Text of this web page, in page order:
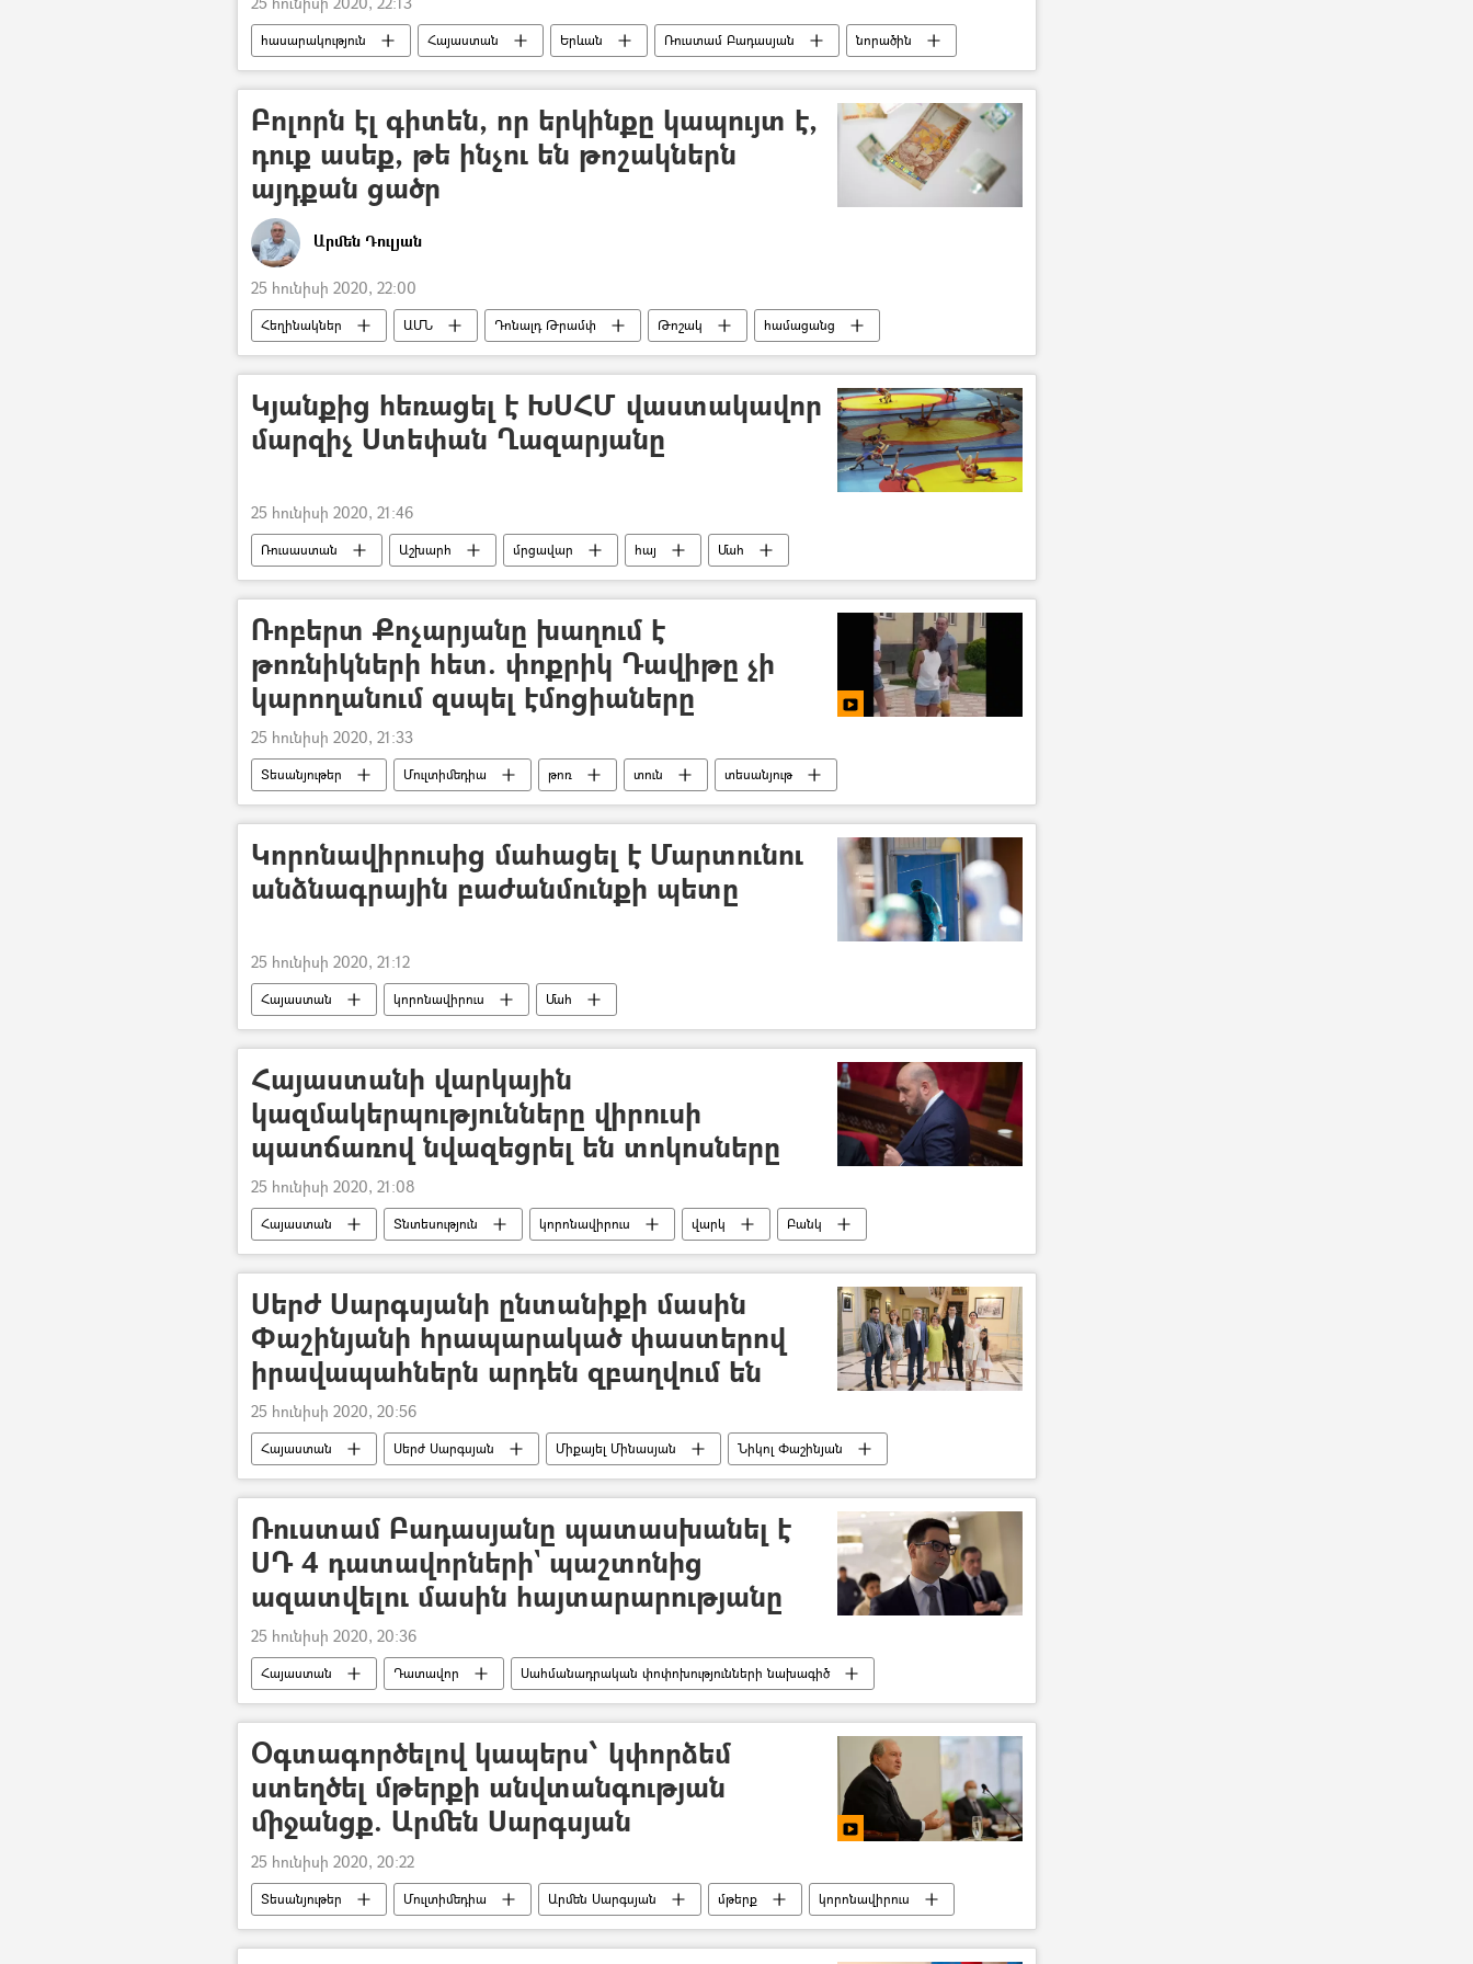
հասարակություն Հայաստան Երևան Ռուստամ Բադասյան
նորածին
ամուսնություն
Բոլորն էլ գիտեն, որ երկինքը կապույտ է,
դուք ասեք, թե ինչու են թոշակներն
այդքան ցածր
Արմեն Դուլյան
25 հունիսի 2020, 22:00
Հեղինակներ ԱՄՆ Դոնալդ Թրամփ Թոշակ
համացանց
օգտատեր
5 րոպե Դուլյանի հետ
Կյանքից հեռացել է ԽՍՀՄ վաստակավոր
մարզիչ Ստեփան Ղազարյանը
25 հունիսի 2020, 21:46
Ռուսաստան Աշխարհ մրցավար հայ Մահ
Ռոբերտ Քոչարյանը խաղում է
թոռնիկների հետ. փոքրիկ Դավիթը չի
կարողանում զսպել էմոցիաները
25 հունիսի 2020, 21:33
Տեսանյութեր Մուլտիմեդիա թոռ տուն տեսանյութ
Կորոնավիրուսից մահացել է Մարտունու
անձնագրային բաժանմունքի պետը
25 հունիսի 2020, 21:12
Հայաստան կորոնավիրուս Մահ
Հայաստանի վարկային
կազմակերպությունները վիրուսի
պատճառով նվազեցրել են տոկոսները
25 հունիսի 2020, 21:08
Հայաստան Տնտեսություն կորոնավիրուս վարկ
Բանկ
Կորոնավիրուսը Հայաստանում և Արցախում
Սերժ Սարգսյանի ընտանիքի մասին
Փաշինյանի հրապարակած փաստերով
իրավապահներն արդեն զբաղվում են
25 հունիսի 2020, 20:56
Հայաստան Սերժ Սարգսյան Միքայել Մինասյան
Նիկոլ Փաշինյան
Պետական եկամուտների կոմիտե (ՊԵԿ)
Ապօրինի
Ռուստամ Բադասյանը պատասխանել է
ՍԴ 4 դատավորների` պաշտոնից
ազատվելու մասին հայտարարությանը
25 հունիսի 2020, 20:36
Հայաստան Դատավոր
Սահմանադրական փոփոխությունների նախագիծ
Սահմանադրական դատարան
Սահմանադրություն
Ռուստամ Բադասյան
ՍԴ նախագահ Հրայր Թովմասյանին պաշտոնանկ անելու գործընթացը
Օգտագործելով կապերս՝ կփորձեմ
ստեղծել մթերքի անվտանգության
միջանցք. Արմեն Սարգսյան
25 հունիսի 2020, 20:22
Տեսանյութեր Մուլտիմեդիա Արմեն Սարգսյան մթերք
կորոնավիրուս
Կորոնավիրուսը Հայաստանում և Արցախում